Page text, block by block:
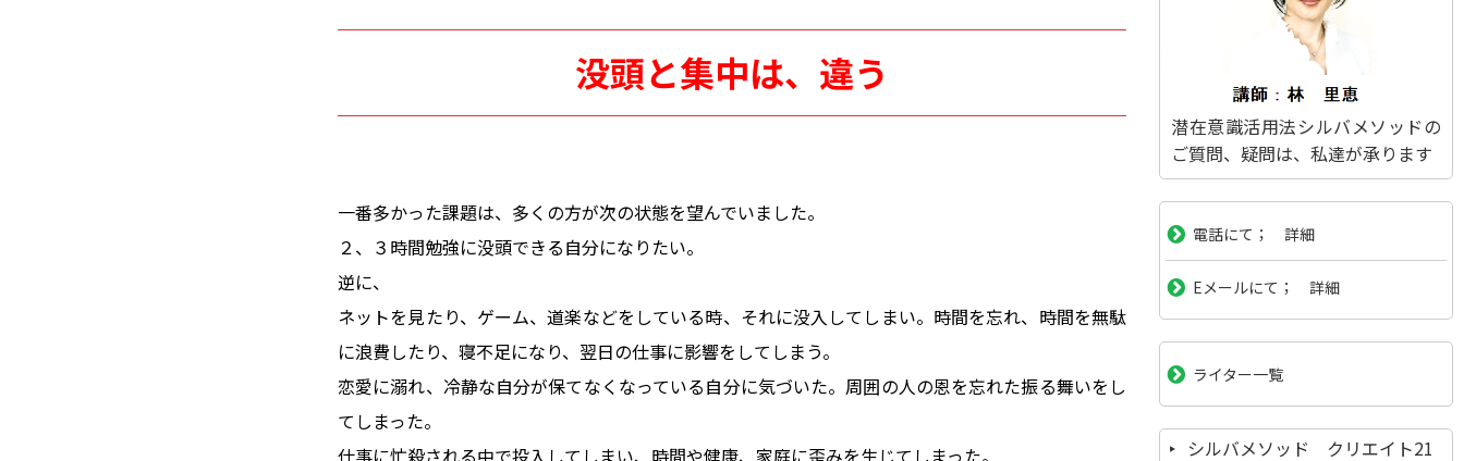
没頭と集中は、違う
一番多かった課題は、多くの方が次の状態を望んでいました。
２、３時間勉強に没頭できる自分になりたい。
逆に、
ネットを見たり、ゲーム、道楽などをしている時、それに没入してしまい。時間を忘れ、時間を無駄
に浪費したり、寝不足になり、翌日の仕事に影響をしてしまう。
恋愛に溺れ、冷静な自分が保てなくなっている自分に気づいた。周囲の人の恩を忘れた振る舞いをし
てしまった。
仕事に忙殺される中で投入してしまい、時間や健康、家庭に歪みを生じてしまった。
潜在意識活用法シルバメソッドの
ご質問、疑問は、私達が承ります
電話にて； 詳細
Eメールにて； 詳細
ライター一覧
シルバメソッド クリエイト21